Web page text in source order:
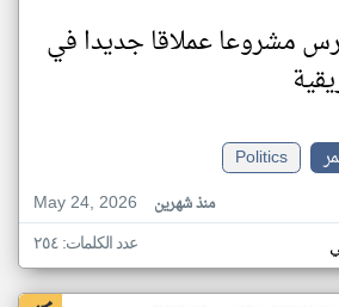
مشروعا عملاقا جديدا في
Politics
May 24, 2026
منذ شهرين
عدد الكلمات: ٢٥٤